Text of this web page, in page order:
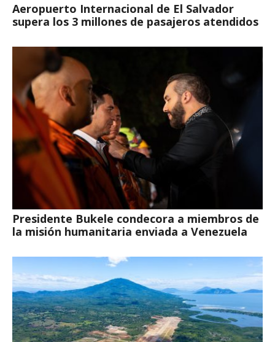
Aeropuerto Internacional de El Salvador
supera los 3 millones de pasajeros atendidos
Presidente Bukele condecora a miembros de
la misión humanitaria enviada a Venezuela